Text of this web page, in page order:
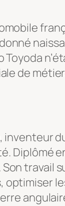
de
inventeur
Diplômé